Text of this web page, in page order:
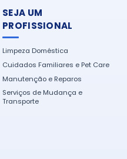
SEJA UM
PROFISSIONAL
Limpeza Doméstica
Cuidados Familiares e Pet Care
Manutenção e Reparos
Serviços de Mudança e
Transporte